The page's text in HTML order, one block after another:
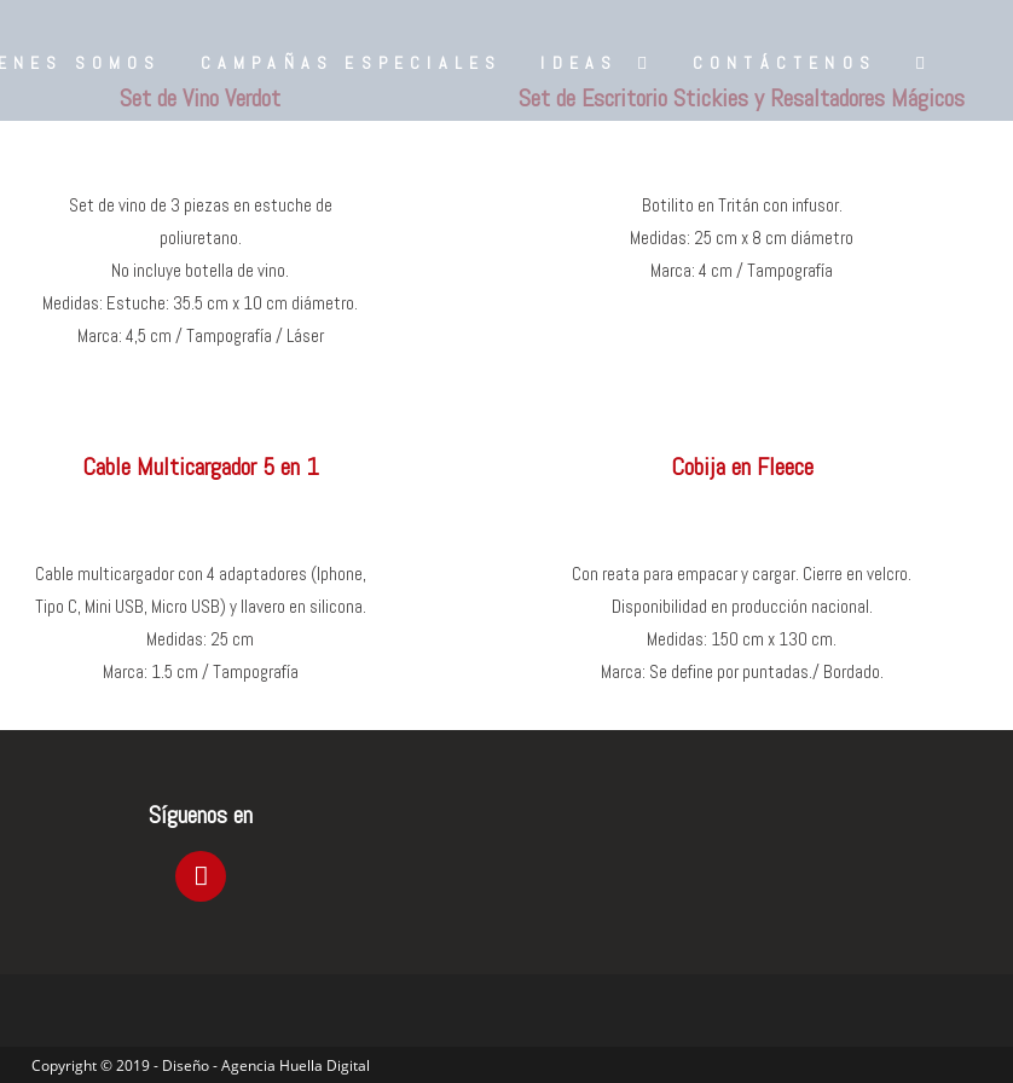
SOMOS CAMPAÑAS ESPECIALES IDEAS CONTÁCTENOS
Set de Vino Verdot
Set de vino de 3 piezas en estuche de
poliuretano.
No incluye botella de vino.
Medidas: Estuche: 35.5 cm x 10 cm diámetro.
Marca: 4,5 cm / Tampografía / Láser
Set de Escritorio Stickies y Resaltadores Mágicos
Botilito en Tritán con infusor.
Medidas: 25 cm x 8 cm diámetro
Marca: 4 cm / Tampografía
Cable Multicargador 5 en 1
Cable multicargador con 4 adaptadores (Iphone,
Tipo C, Mini USB, Micro USB) y llavero en silicona.
Medidas: 25 cm
Marca: 1.5 cm / Tampografía
Cobija en Fleece
Con reata para empacar y cargar. Cierre en velcro.
Disponibilidad en producción nacional.
Medidas: 150 cm x 130 cm.
Marca: Se define por puntadas./ Bordado.
Síguenos en
Copyright © 2019 - Diseño - Agencia Huella Digital